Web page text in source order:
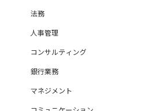
法務
人事管理
コンサルティング
銀行業務
マネジメント